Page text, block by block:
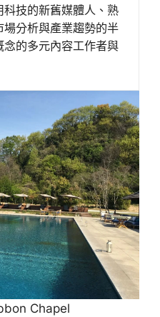
技的新舊媒體人、熟
分析與產業趨勢的半
的多元內容工作者與
Chapel